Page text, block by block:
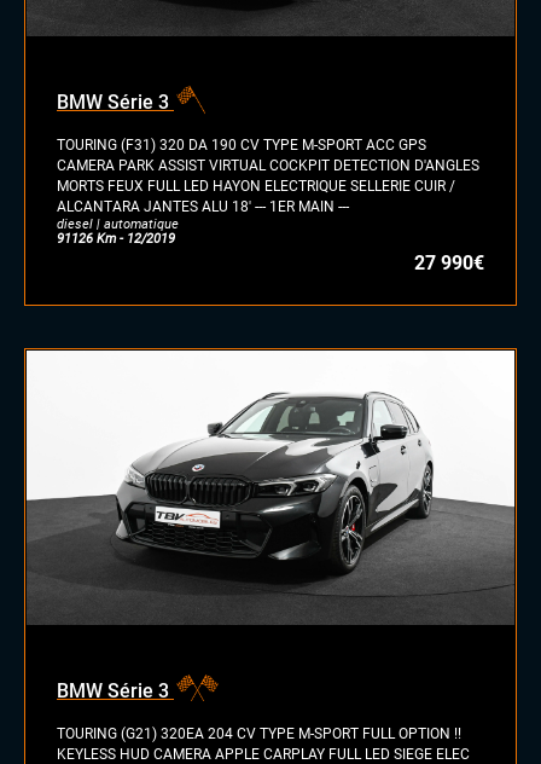
BMW Série 3
TOURING (F31) 320 DA 190 CV TYPE M-SPORT ACC GPS
CAMERA PARK ASSIST VIRTUAL COCKPIT DETECTION D'ANGLES
MORTS FEUX FULL LED HAYON ELECTRIQUE SELLERIE CUIR /
ALCANTARA JANTES ALU 18' --- 1ER MAIN ---
diesel | automatique
91126 Km - 12/2019
27 990€
BMW Série 3
TOURING (G21) 320EA 204 CV TYPE M-SPORT FULL OPTION !!
KEYLESS HUD CAMERA APPLE CARPLAY FULL LED SIEGE ELEC